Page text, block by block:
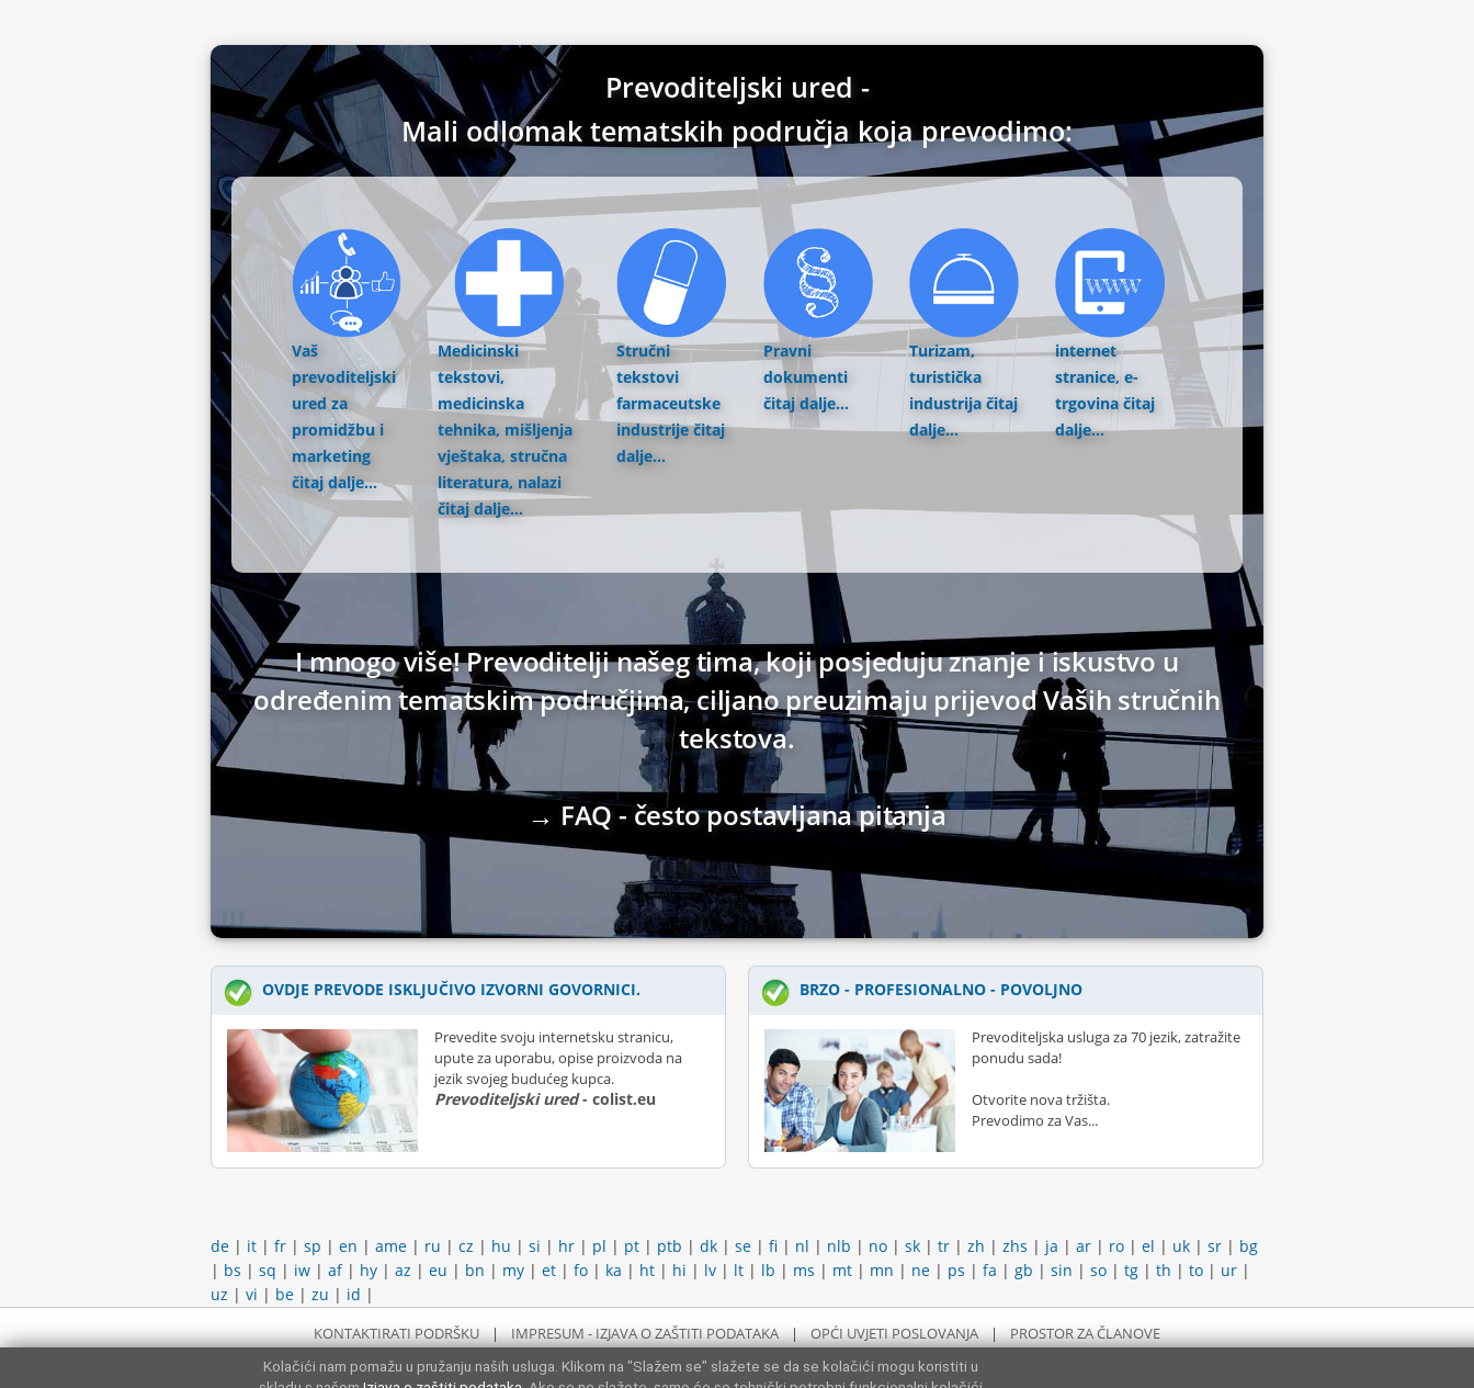
Prevoditeljski ured -
Mali odlomak tematskih područja koja prevodimo:
Vaš
prevoditeljski
ured za
promidžbu i
marketing
čitaj dalje...
Medicinski
tekstovi,
medicinska
tehnika, mišljenja
vještaka, stručna
literatura, nalazi
čitaj dalje...
Stručni
tekstovi
farmaceutske
industriječitaj
dalje...
Pravni
dokumenti
čitaj dalje...
Turizam,
turistička
industrija čitaj
dalje...
internet
stranice, e-
trgovina čitaj
dalje...
I mnogo više! Prevoditelji našeg tima, koji posjeduju znanje i iskustvo u
određenim tematskim područjima, ciljano preuzimaju prijevod Vaših stručnih
tekstova.
→ FAQ - često postavljana pitanja
OVDJE PREVODE ISKLJUČIVO IZVORNI GOVORNICI.
Prevedite svoju internetsku stranicu,
upute za uporabu, opise proizvoda na
jezik svojeg budućeg kupca.
Prevoditeljski ured- colist.eu
BRZO - PROFESIONALNO - POVOLJNO
Prevoditeljska usluga za 70 jezik, zatražite
ponudu sada!
Otvorite nova tržišta.
Prevodimo za Vas...
de | it | fr | sp | en | ame | ru | cz | hu | si | hr | pl | pt | ptb | dk | se | fi | nl | nlb | no | sk | tr | zh | zhs | ja | ar | ro | el | uk | sr | bg
| bs | sq | iw | af| hy | az | eu | bn | my | et | fo | ka | ht | hi | lv | lt | lb | ms | mt | mn | ne | ps | fa | gb | sin | so | tg | th | to | ur |
uz | vi | be | zu | id |
KONTAKTIRATI PODRŠKU | IMPRESUM - IZJAVA O ZAŠTITI PODATAKA | OPĆI UVJETI POSLOVANJA | PROSTOR ZA ČLANOVE
Kolačići nam pomažu u pružanju naših usluga. Klikom na "Slažem se" slažete se da se kolačići mogu koristiti u